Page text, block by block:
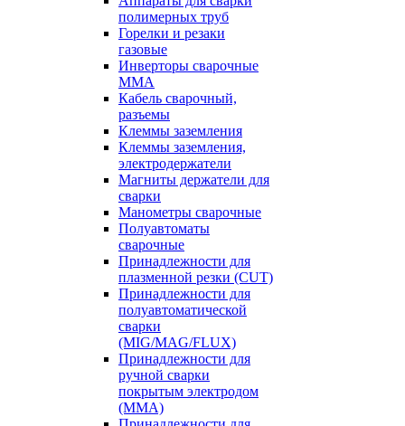
полимерных труб
Горелки и резаки
газовые
Инверторы сварочные
ММА
Кабель сварочный,
разъемы
Клеммы заземления
Клеммы заземления,
электродержатели
Магниты держатели для
сварки
Манометры сварочные
Полуавтоматы
сварочные
Принадлежности для
плазменной резки (CUT)
Принадлежности для
полуавтоматической
сварки
(MIG/MAG/FLUX)
Принадлежности для
ручной сварки
покрытым электродом
(MMA)